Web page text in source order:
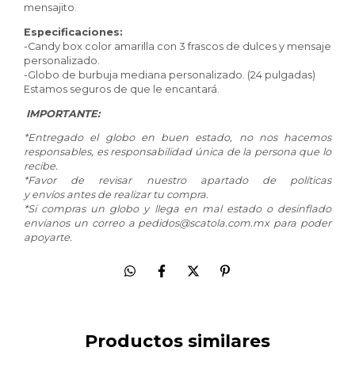
mensajito.
Especificaciones:
-Candy box color amarilla con 3 frascos de dulces y mensaje
personalizado.
-Globo de burbuja mediana personalizado. (24 pulgadas)
Estamos seguros de que le encantará.
IMPORTANTE:
*Entregado el globo en buen estado, no nos hacemos
responsables, es responsabilidad única de la persona que lo
recibe.
*Favor de revisar nuestro apartado de políticas
y envíos antes de realizar tu compra.
*Si compras un globo y llega en mal estado o desinflado
envíanos un correo a pedidos@scatola.com.mxpara poder
apoyarte.
Productos similares